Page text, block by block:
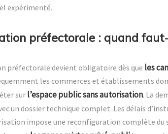
expérimenté.
préfectorale : quand
préfectorale devient obligatoire dès que les
les commerces et établissements
surl’espace public sans autorisation. La
un dossier technique complet. Les délais
impose une reconfiguration complète du